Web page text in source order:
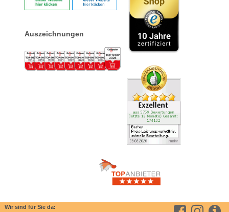
Auszeichnungen
Wir sind für Sie da: